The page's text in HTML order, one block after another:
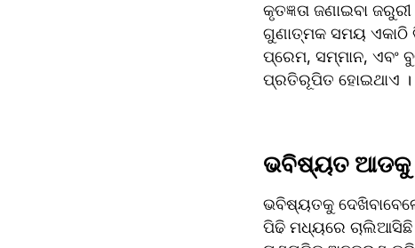
କୃତଜ୍ଞତା ଜଣାଇବା
ଗୁଣାତ୍ମକ ସମୟ ଏକାଠି
ପ୍ରେମ, ସମ୍ମାନ, ଏବଂ
ପ୍ରତିରୂପିତ ହୋଇଥାଏ ।
ଭବିଷ୍ୟତ ଆଡକୁ
ଭବିଷ୍ୟତକୁ
ପିଢି ମଧ୍ୟରେ ଚାଲିଆସିଛି |